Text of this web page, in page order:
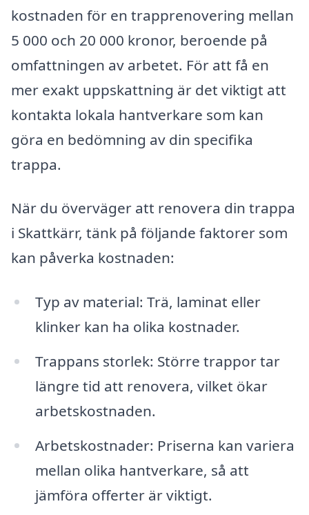
kostnaden för en trapprenovering mellan
5 000 och 20 000 kronor, beroende på
omfattningen av arbetet. För att få en
mer exakt uppskattning är det viktigt att
kontakta lokala hantverkare som kan
göra en bedömning av din specifika
trappa.
När du överväger att renovera din trappa
i Skattkärr, tänk på följande faktorer som
kan påverka kostnaden:
Typ av material: Trä, laminat eller
klinker kan ha olika kostnader.
Trappans storlek: Större trappor tar
längre tid att renovera, vilket ökar
arbetskostnaden.
Arbetskostnader: Priserna kan variera
mellan olika hantverkare, så att
jämföra offerter är viktigt.